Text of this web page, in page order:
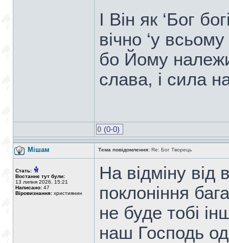
І Він як ‘Бог
вічно ‘у
бо Йому
слава, і сила
0 (0-0)
Мішам Тема повідомлення: Re: Бог Творець
Стать:
Востаннє тут були:
13 липня 2026, 15:21
Написано: 47
Віровизнання: християнин
На відміну від
поклоніння
не буде тобі
наш Господь